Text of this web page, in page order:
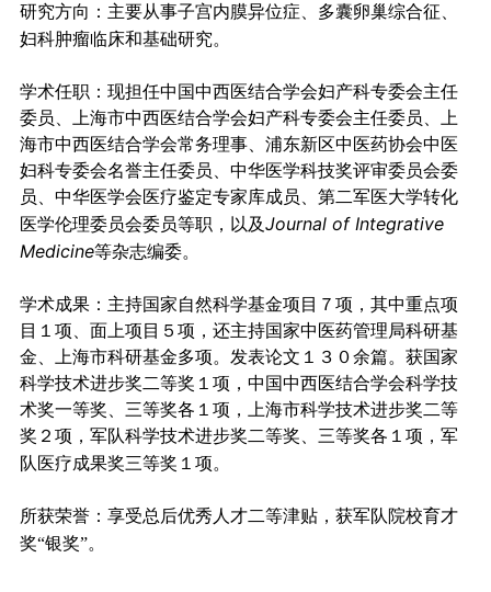
研究方向 ：主要从事子宫内膜异位症、多囊卵巢综合征、
妇科肿瘤临床和基础研究。
学术任职：现担任中国中西医结合学会妇产科专委会主任
委员、上海市中西医结合学会妇产科专委会主任委员、上
海市中西医结合学会常务理事、浦东新区中医药协会中医
妇科专委会名誉主任委员、中华医学科技奖评审委员会委
员、中华医学会医疗鉴定专家库成员、第二军医大学转化
医学伦理委员会委员等职，以及Journal of Integrative
Medicine等杂志编委。
学术成果： 主持国家自然科学基金项目７项，其中重点项
目１项、面上项目５项，还主持国家中医药管理局科研基
金、上海市科研基金多项。发表论文１３０余篇。获国家
科学技术进步奖二等奖１项，中国中西医结合学会科学技
术奖一等奖、三等奖各１项，上海市科学技术进步奖二等
奖２项，军队科学技术进步奖二等奖、三等奖各１项，军
队医疗成果奖三等奖１项。
所获荣誉：享受总后优秀人才二等津贴，获军队院校育才
奖“银奖”。